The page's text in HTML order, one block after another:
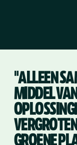
"ALLEEN
MIDDEL
GROENE